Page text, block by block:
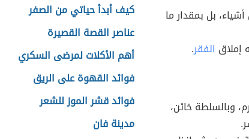
بل بمقدار ما
إملاق الفقر.
وبالسلطة خائن،
كيف أبدأ حياتي من الصفر
عناصر القصة القصيرة
أهم الأكلات لمرضى السكري
فوائد القهوة على الريق
فوائد قشر الموز للشعر
مدينة فان